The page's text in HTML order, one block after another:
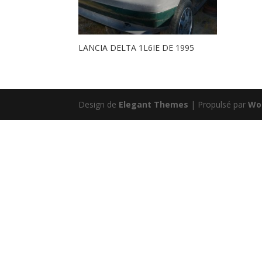
LANCIA DELTA 1L6IE DE 1995
Design de Elegant Themes | Propulsé par